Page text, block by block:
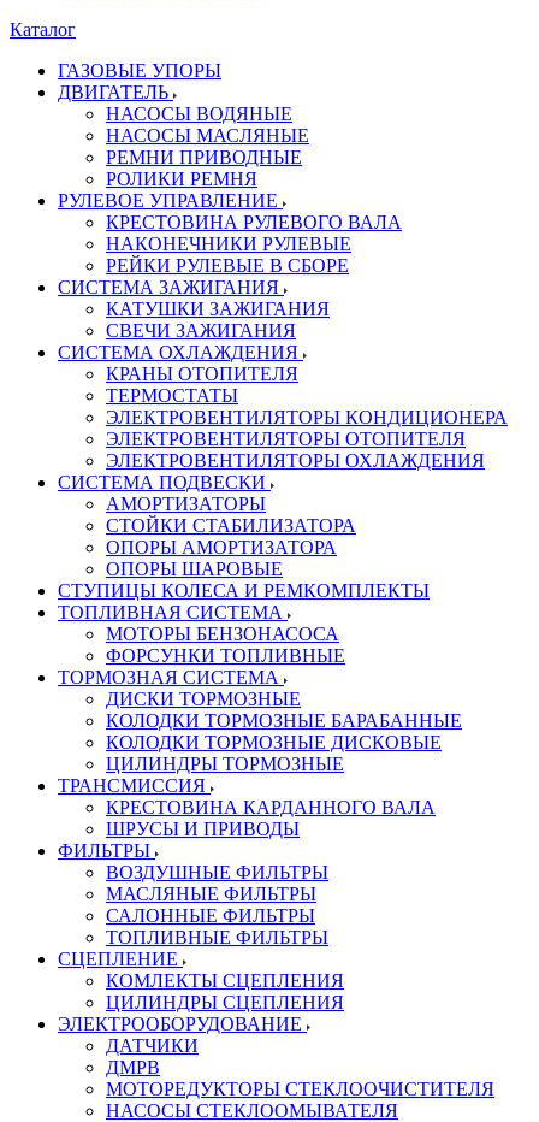
Каталог
ГАЗОВЫЕ УПОРЫ
ДВИГАТЕЛЬ
НАСОСЫ ВОДЯНЫЕ
НАСОСЫ МАСЛЯНЫЕ
РЕМНИ ПРИВОДНЫЕ
РОЛИКИ РЕМНЯ
РУЛЕВОЕ УПРАВЛЕНИЕ
КРЕСТОВИНА РУЛЕВОГО ВАЛА
НАКОНЕЧНИКИ РУЛЕВЫЕ
РЕЙКИ РУЛЕВЫЕ В СБОРЕ
СИСТЕМА ЗАЖИГАНИЯ
КАТУШКИ ЗАЖИГАНИЯ
СВЕЧИ ЗАЖИГАНИЯ
СИСТЕМА ОХЛАЖДЕНИЯ
КРАНЫ ОТОПИТЕЛЯ
ТЕРМОСТАТЫ
ЭЛЕКТРОВЕНТИЛЯТОРЫ КОНДИЦИОНЕРА
ЭЛЕКТРОВЕНТИЛЯТОРЫ ОТОПИТЕЛЯ
ЭЛЕКТРОВЕНТИЛЯТОРЫ ОХЛАЖДЕНИЯ
СИСТЕМА ПОДВЕСКИ
АМОРТИЗАТОРЫ
СТОЙКИ СТАБИЛИЗАТОРА
ОПОРЫ АМОРТИЗАТОРА
ОПОРЫ ШАРОВЫЕ
СТУПИЦЫ КОЛЕСА И РЕМКОМПЛЕКТЫ
ТОПЛИВНАЯ СИСТЕМА
МОТОРЫ БЕНЗОНАСОСА
ФОРСУНКИ ТОПЛИВНЫЕ
ТОРМОЗНАЯ СИСТЕМА
ДИСКИ ТОРМОЗНЫЕ
КОЛОДКИ ТОРМОЗНЫЕ БАРАБАННЫЕ
КОЛОДКИ ТОРМОЗНЫЕ ДИСКОВЫЕ
ЦИЛИНДРЫ ТОРМОЗНЫЕ
ТРАНСМИССИЯ
КРЕСТОВИНА КАРДАННОГО ВАЛА
ШРУСЫ И ПРИВОДЫ
ФИЛЬТРЫ
ВОЗДУШНЫЕ ФИЛЬТРЫ
МАСЛЯНЫЕ ФИЛЬТРЫ
САЛОННЫЕ ФИЛЬТРЫ
ТОПЛИВНЫЕ ФИЛЬТРЫ
СЦЕПЛЕНИЕ
КОМЛЕКТЫ СЦЕПЛЕНИЯ
ЦИЛИНДРЫ СЦЕПЛЕНИЯ
ЭЛЕКТРООБОРУДОВАНИЕ
ДАТЧИКИ
ДМРВ
МОТОРЕДУКТОРЫ СТЕКЛООЧИСТИТЕЛЯ
НАСОСЫ СТЕКЛООМЫВАТЕЛЯ